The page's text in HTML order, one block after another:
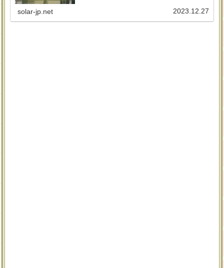
発電システムの導入を検討している人は、本記事を参考
に「曇天時でも発電効率の良いパネル」を探し当ててく
solar-jp.net 2023.12.27